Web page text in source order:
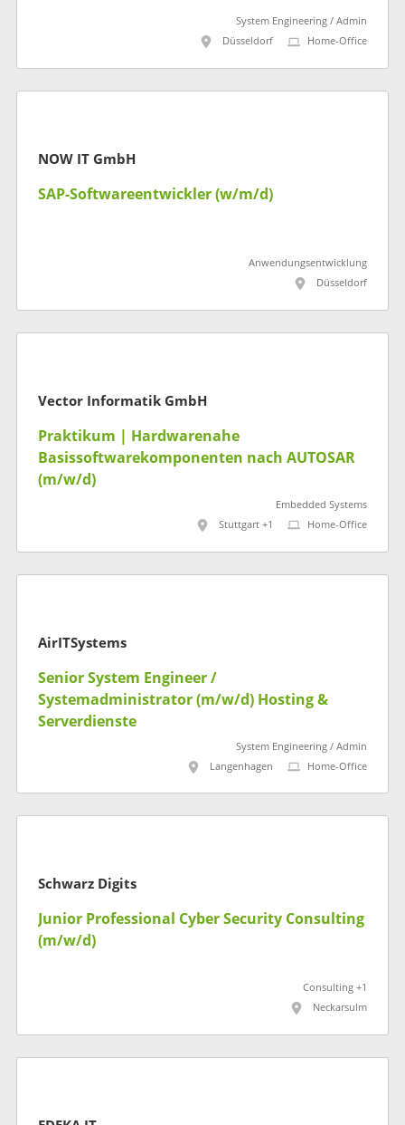
System Engineering / Admin
Düsseldorf
Home-Office
NOW IT GmbH
SAP-Softwareentwickler (w/m/d)
Anwendungsentwicklung
Düsseldorf
Vector Informatik GmbH
Praktikum | Hardwarenahe
Basissoftwarekomponenten nach AUTOSAR
(m/w/d)
Embedded Systems
Stuttgart +1
Home-Office
AirITSystems
Senior System Engineer /
Systemadministrator (m/w/d) Hosting &
Serverdienste
System Engineering / Admin
Langenhagen
Home-Office
Schwarz Digits
Junior Professional Cyber Security Consulting
(m/w/d)
Consulting +1
Neckarsulm